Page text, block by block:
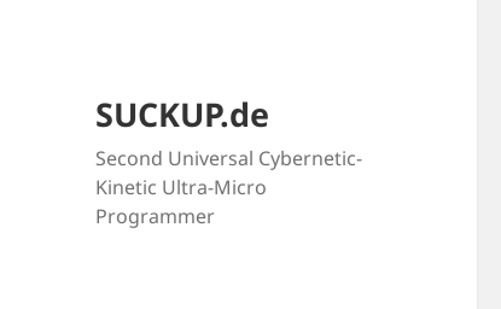
SUCKUP.de
Second Universal Cybernetic-
Kinetic Ultra-Micro
Programmer